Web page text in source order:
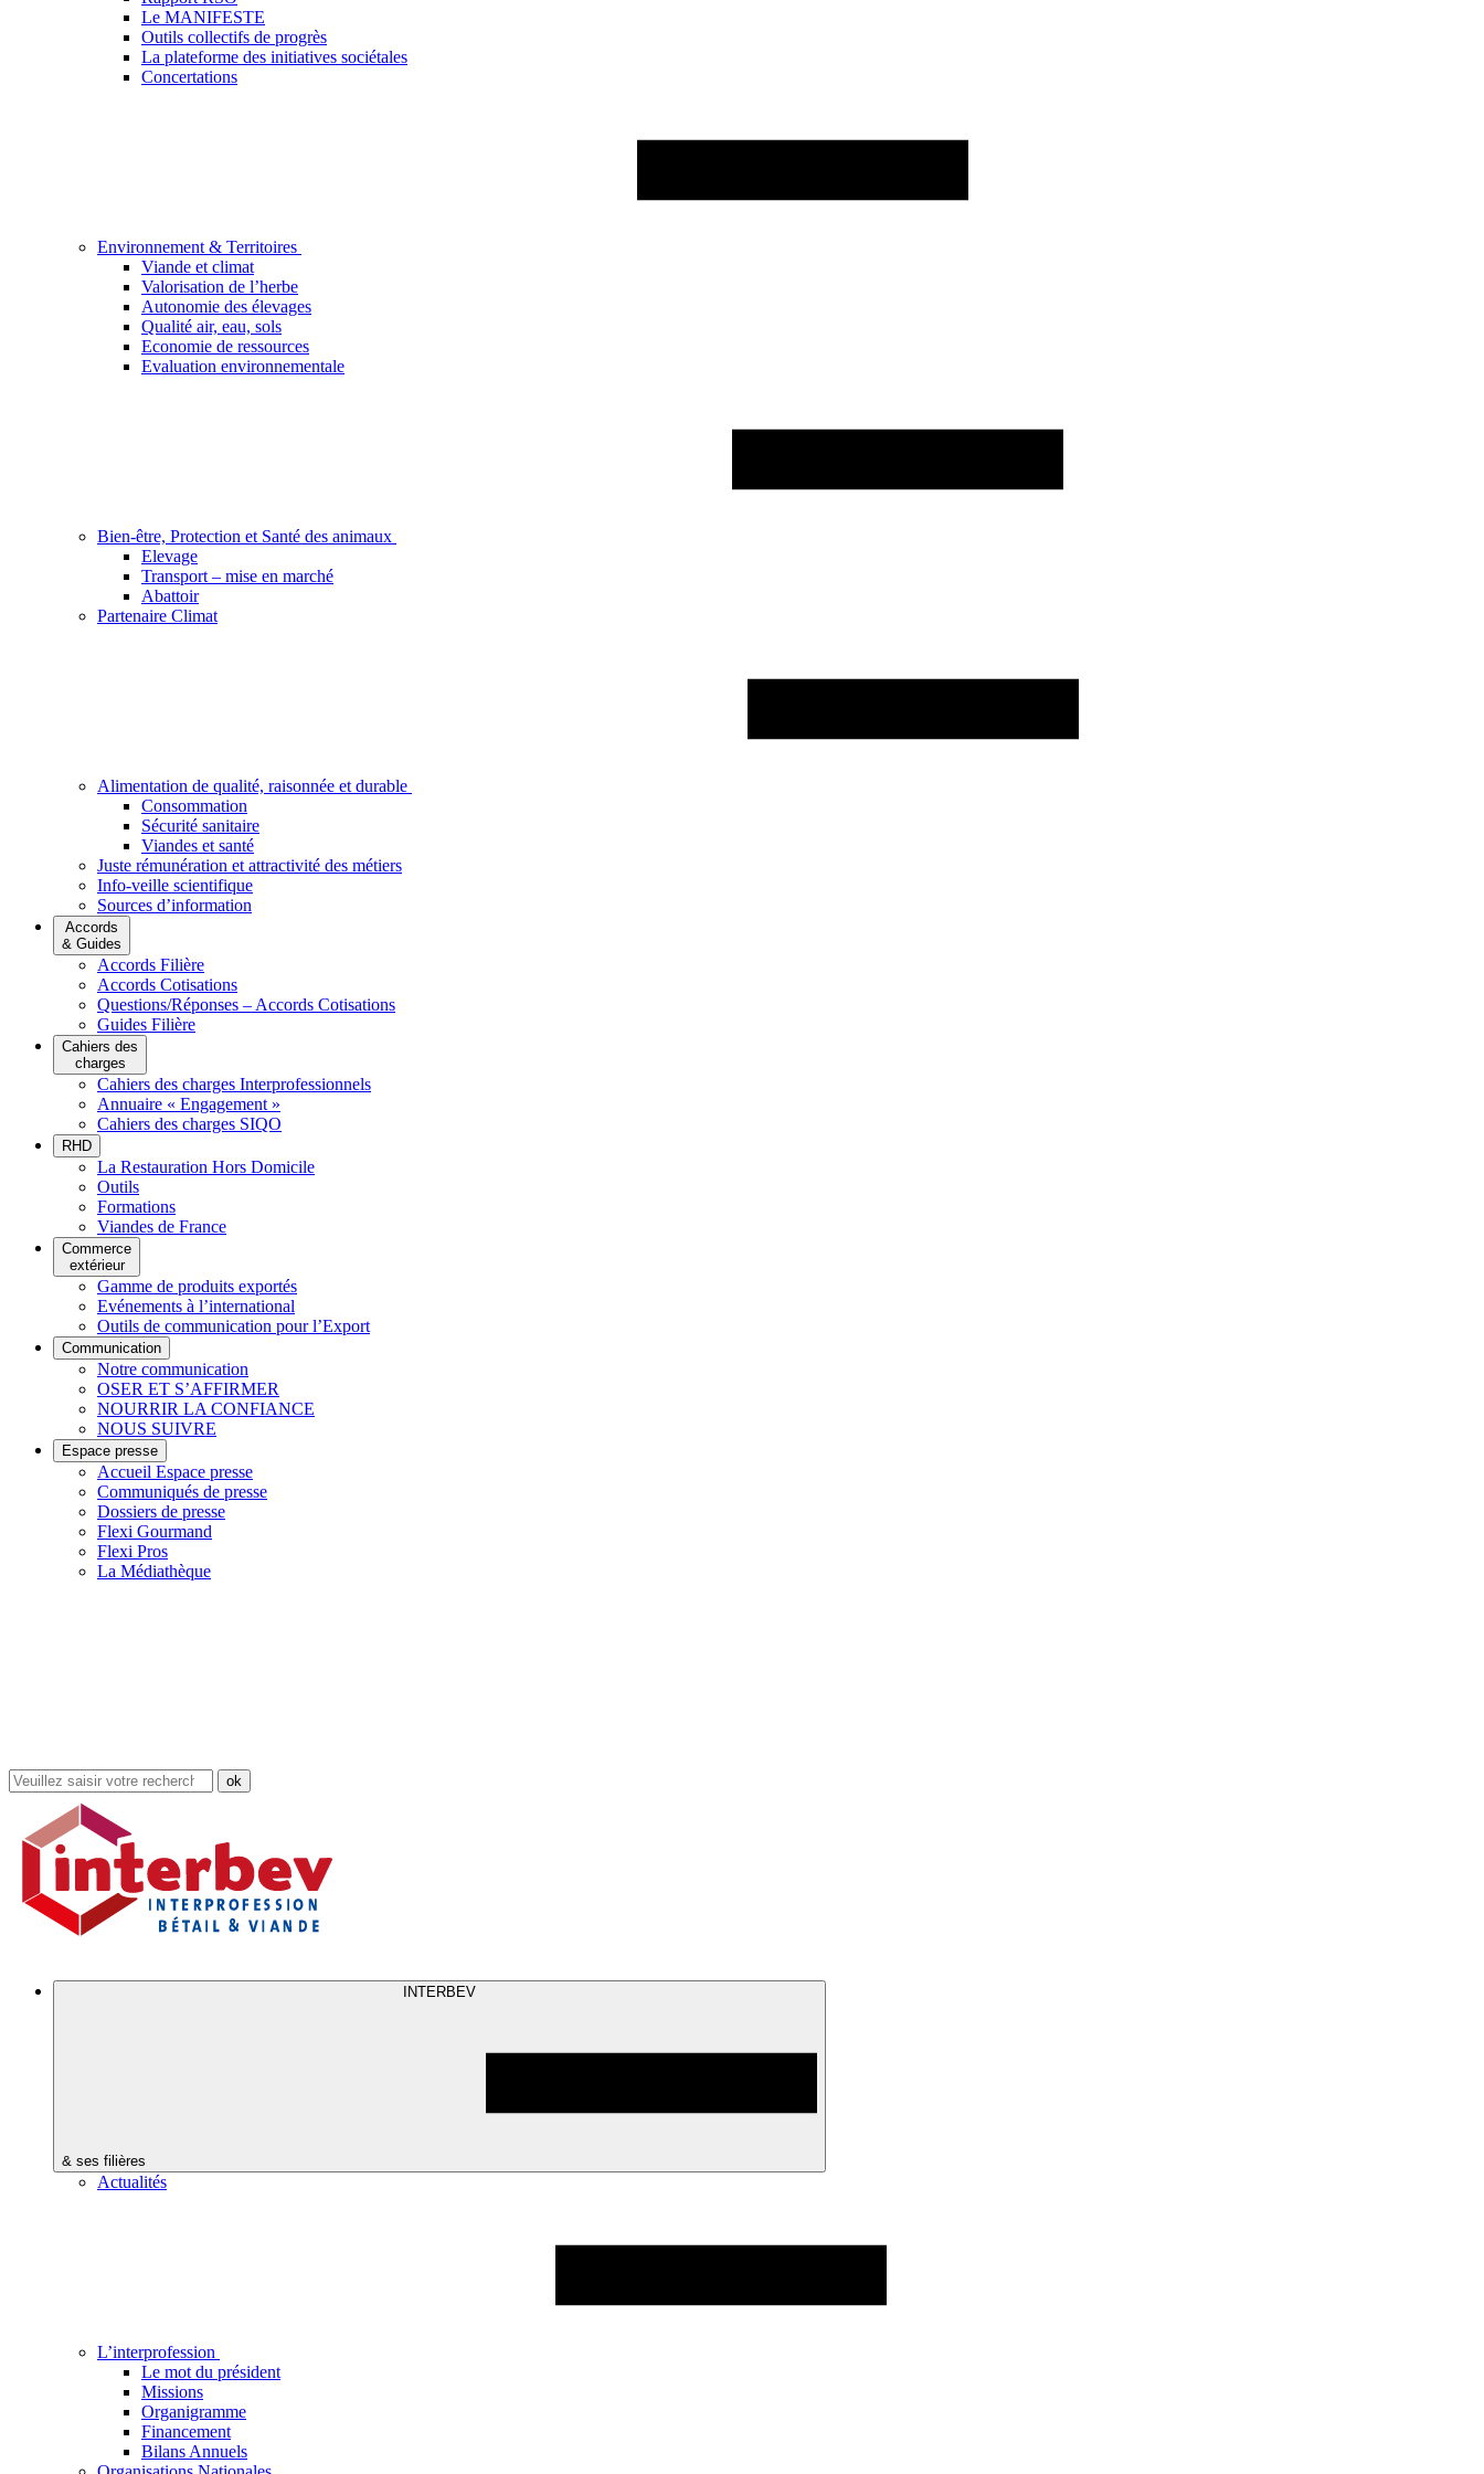
Le MANIFESTE
Outils collectifs de progrès
La plateforme des initiatives sociétales
Concertations
Environnement & Territoires
Viande et climat
Valorisation de l’herbe
Autonomie des élevages
Qualité air, eau, sols
Economie de ressources
Evaluation environnementale
Bien-être, Protection et Santé des animaux
Elevage
Transport – mise en marché
Abattoir
Partenaire Climat
Alimentation de qualité, raisonnée et durable
Consommation
Sécurité sanitaire
Viandes et santé
Juste rémunération et attractivité des métiers
Info-veille scientifique
Sources d’information
Accords
& Guides
Accords Filière
Accords Cotisations
Questions/Réponses – Accords Cotisations
Guides Filière
Cahiers des
charges
Cahiers des charges Interprofessionnels
Annuaire « Engagement »
Cahiers des charges SIQO
RHD
La Restauration Hors Domicile
Outils
Formations
Viandes de France
Commerce
extérieur
Gamme de produits exportés
Evénements à l’international
Outils de communication pour l’Export
Communication
Notre communication
OSER ET S’AFFIRMER
NOURRIR LA CONFIANCE
NOUS SUIVRE
Espace presse
Accueil Espace presse
Communiqués de presse
Dossiers de presse
Flexi Gourmand
Flexi Pros
La Médiathèque
Rechercher
dans
site
INTERBEV
& ses filières
Actualités
L’interprofession
Le mot du président
Missions
Organigramme
Financement
Bilans Annuels